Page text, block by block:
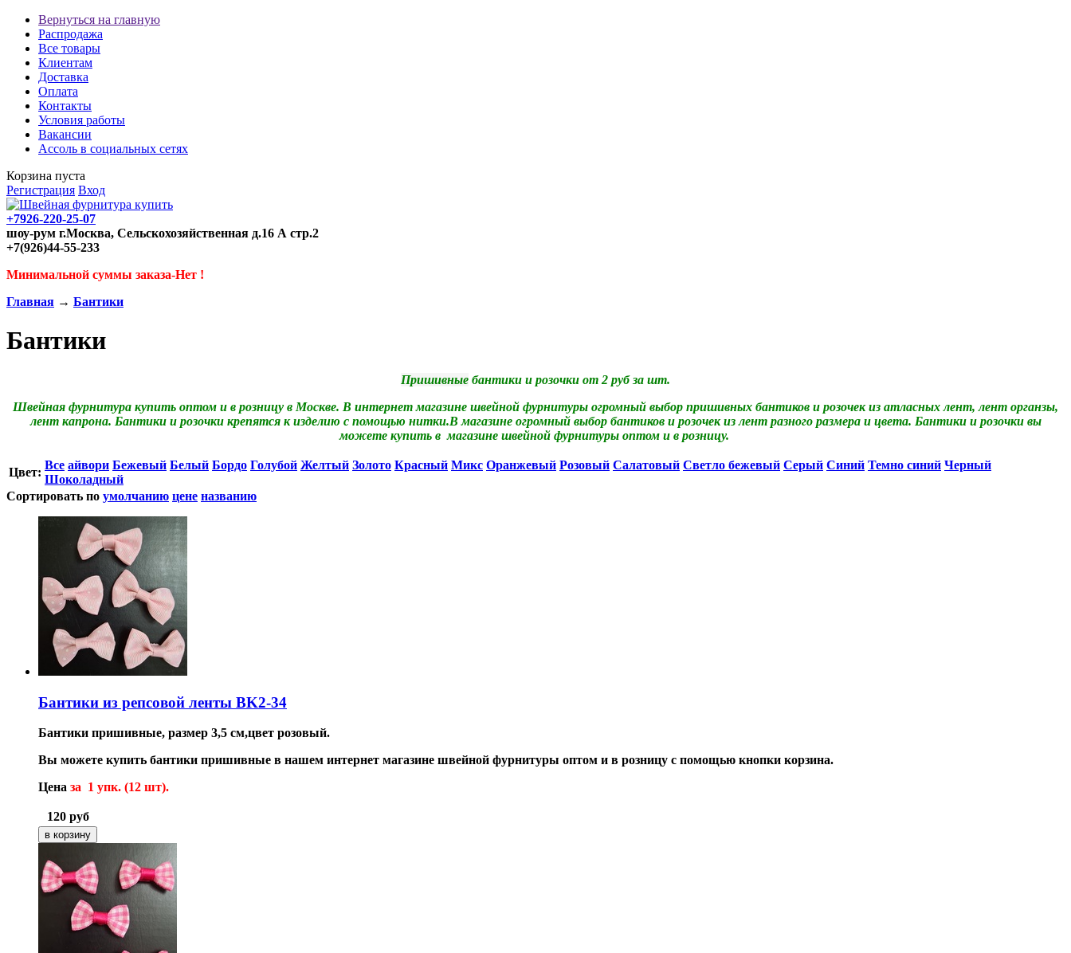
Вернуться на главную
Распродажа
Все товары
Клиентам
Доставка
Оплата
Контакты
Условия работы
Вакансии
Ассоль в социальных сетях
Корзина пуста
Регистрация Вход
+7926-220-25-07
шоу-рум г.Москва, Сельскохозяйственная д.16 А стр.2
+7(926)44-55-233
Минимальной суммы заказа-Нет !
Главная → Бантики
Бантики
Пришивные бантики и розочки от 2 руб за шт.
Швейная фурнитура купить оптом и в розницу в Москве. В интернет магазине швейной фурнитуры огромный выбор пришивных бантиков и розочек из атласных лент, лент органзы,
лент капрона. Бантики и розочки крепятся к изделию с помощью нитки.В магазине огромный выбор бантиков и розочек из лент разного размера и цвета. Бантики и розочки вы
можете купить в магазине швейной фурнитуры оптом и в розницу.
Цвет:
Все айвори Бежевый Белый Бордо Голубой Желтый Золото Красный Микс Оранжевый Розовый Салатовый Светло бежевый Серый Синий Темно синий Черный
Шоколадный
Сортировать по умолчанию цене названию
Бантики из репсовой ленты BK2-34
Бантики пришивные, размер 3,5 см,цвет розовый.
Вы можете купить бантики пришивные в нашем интернет магазине швейной фурнитуры оптом и в розницу с помощью кнопки корзина.
Цена за 1 упк. (12 шт).
120 руб